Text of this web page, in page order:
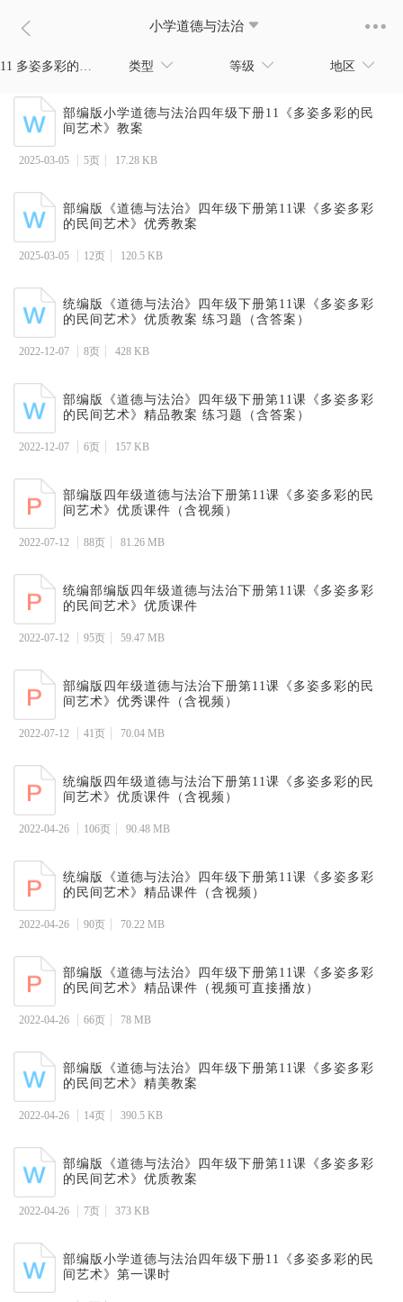
小学道德与法治
11 多姿多彩的民间艺术 类型 等级 地区
部编版小学道德与法治四年级下册11《多姿多彩的民
间艺术》教案
2025-03-05 5页 17.28 KB
部编版《道德与法治》四年级下册第11课《多姿多彩
的民间艺术》优秀教案
2025-03-05 12页 120.5 KB
统编版《道德与法治》四年级下册第11课《多姿多彩
的民间艺术》优质教案 练习题（含答案）
2022-12-07 8页 428 KB
部编版《道德与法治》四年级下册第11课《多姿多彩
的民间艺术》精品教案 练习题（含答案）
2022-12-07 6页 157 KB
部编版四年级道德与法治下册第11课《多姿多彩的民
间艺术》优质课件（含视频）
2022-07-12 88页 81.26 MB
统编部编版四年级道德与法治下册第11课《多姿多彩
的民间艺术》优质课件
2022-07-12 95页 59.47 MB
部编版四年级道德与法治下册第11课《多姿多彩的民
间艺术》优秀课件（含视频）
2022-07-12 41页 70.04 MB
统编版四年级道德与法治下册第11课《多姿多彩的民
间艺术》优质课件（含视频）
2022-04-26 106页 90.48 MB
统编版《道德与法治》四年级下册第11课《多姿多彩
的民间艺术》精品课件（含视频）
2022-04-26 90页 70.22 MB
部编版《道德与法治》四年级下册第11课《多姿多彩
的民间艺术》精品课件（视频可直接播放）
2022-04-26 66页 78 MB
部编版《道德与法治》四年级下册第11课《多姿多彩
的民间艺术》精美教案
2022-04-26 14页 390.5 KB
部编版《道德与法治》四年级下册第11课《多姿多彩
的民间艺术》优质教案
2022-04-26 7页 373 KB
部编版小学道德与法治四年级下册11《多姿多彩的民
间艺术》第一课时